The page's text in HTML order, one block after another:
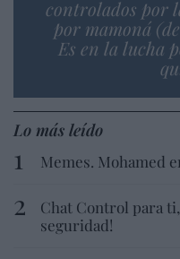
controlados por
por mamoná
Es en la lucha
Lo más leído
Memes. Mohamed
Chat Control para
seguridad!